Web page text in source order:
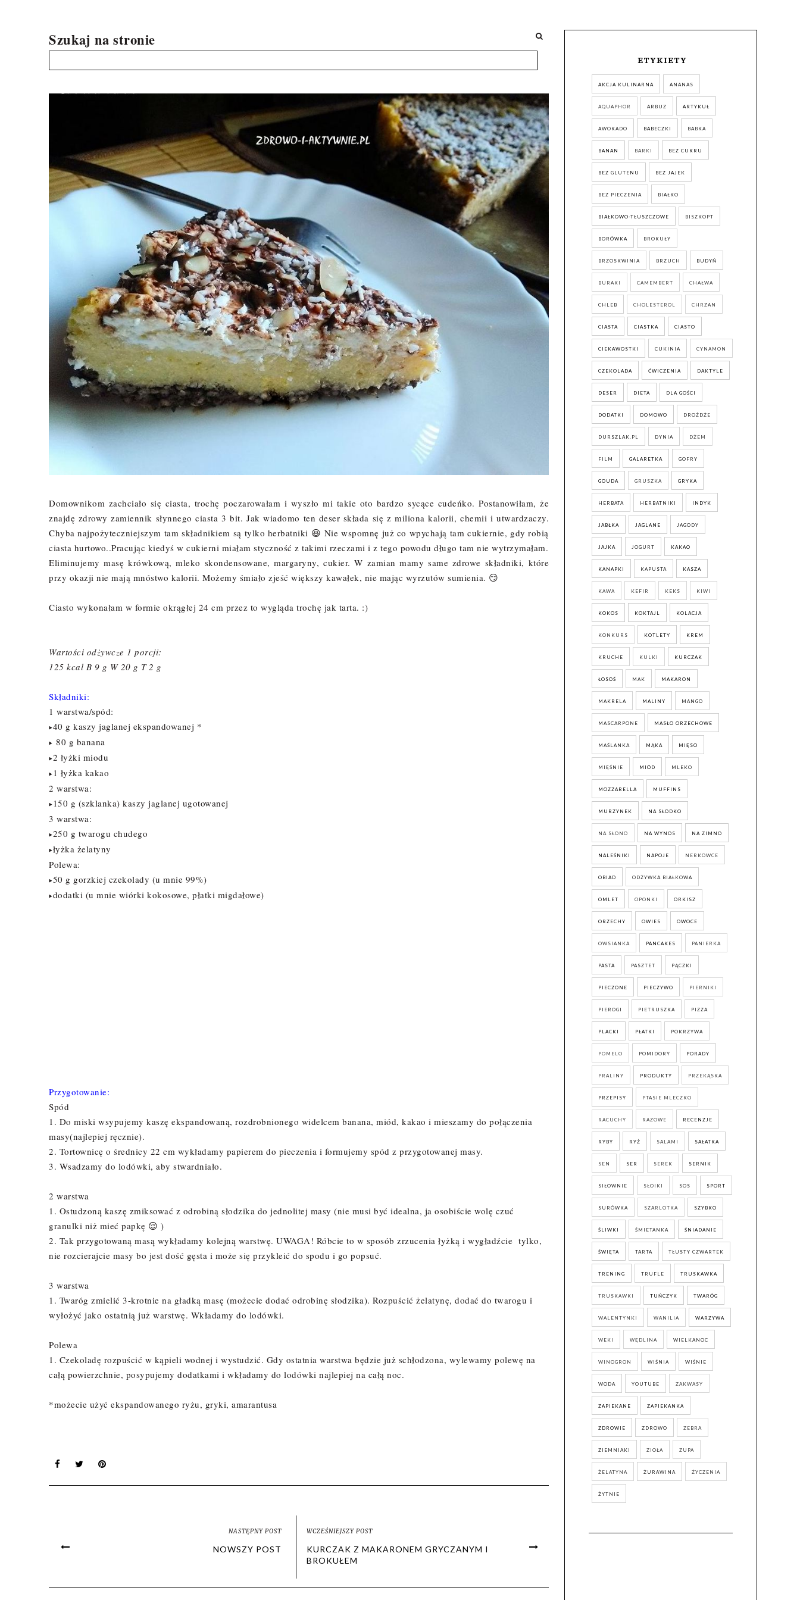
Szukaj na stronie
Domownikom zachciało się ciasta, trochę poczarowałam i wyszło mi takie oto bardzo sycące cudeńko. Postanowiłam, że
znajdę zdrowy zamiennik słynnego ciasta 3 bit. Jak wiadomo ten deser składa się z miliona kalorii, chemii i utwardzaczy.
Chyba najpożyteczniejszym tam składnikiem są tylko herbatniki 😆 Nie wspomnę już co wpychają tam cukiernie, gdy robią
ciasta hurtowo..Pracując kiedyś w cukierni miałam styczność z takimi rzeczami i z tego powodu długo tam nie wytrzymałam.
Eliminujemy masę krówkową, mleko skondensowane, margaryny, cukier. W zamian mamy same zdrowe składniki, które
przy okazji nie mają mnóstwo kalorii. Możemy śmiało zjeść większy kawałek, nie mając wyrzutów sumienia. 😏
Ciasto wykonałam w formie okrągłej 24 cm przez to wygląda trochę jak tarta. :)
Wartości odżywcze 1 porcji:
125 kcal B 9 g W 20 g T 2 g
Składniki:
1 warstwa/spód:
▸40 g kaszy jaglanej ekspandowanej *
▸ 80 g banana
▸2 łyżki miodu
▸1 łyżka kakao
2 warstwa:
▸150 g (szklanka) kaszy jaglanej ugotowanej
3 warstwa:
▸250 g twarogu chudego
▸łyżka żelatyny
Polewa:
▸50 g gorzkiej czekolady (u mnie 99%)
▸dodatki (u mnie wiórki kokosowe, płatki migdałowe)
Przygotowanie:
Spód
1. Do miski wsypujemy kaszę ekspandowaną, rozdrobnionego widelcem banana, miód, kakao i mieszamy do połączenia
masy(najlepiej ręcznie).
2. Tortownicę o średnicy 22 cm wykładamy papierem do pieczenia i formujemy spód z przygotowanej masy.
3. Wsadzamy do lodówki, aby stwardniało.
2 warstwa
1. Ostudzoną kaszę zmiksować z odrobiną słodzika do jednolitej masy (nie musi być idealna, ja osobiście wolę czuć
granulki niż mieć papkę 😌 )
2. Tak przygotowaną masą wykładamy kolejną warstwę. UWAGA! Róbcie to w sposób zrzucenia łyżką i wygładźcie tylko,
nie rozcierajcie masy bo jest dość gęsta i może się przykleić do spodu i go popsuć.
3 warstwa
1. Twaróg zmielić 3-krotnie na gładką masę (możecie dodać odrobinę słodzika). Rozpuścić żelatynę, dodać do twarogu i
wyłożyć jako ostatnią już warstwę. Wkładamy do lodówki.
Polewa
1. Czekoladę rozpuścić w kąpieli wodnej i wystudzić. Gdy ostatnia warstwa będzie już schłodzona, wylewamy polewę na
całą powierzchnie, posypujemy dodatkami i wkładamy do lodówki najlepiej na całą noc.
*możecie użyć ekspandowanego ryżu, gryki, amarantusa
NASTĘPNY POST
NOWSZY POST
WCZEŚNIEJSZY POST
KURCZAK Z MAKARONEM GRYCZANYM I
BROKUŁEM
ETYKIETY
AKCJA KULINARNA ANANAS
AQUAPHOR ARBUZ ARTYKUŁ
AWOKADO BABECZKI BABKA
BANAN BARKI BEZ CUKRU
BEZ GLUTENU BEZ JAJEK
BEZ PIECZENIA BIAŁKO
BIAŁKOWO-TŁUSZCZOWE BISZKOPT
BORÓWKA BROKUŁY
BRZOSKWINIA BRZUCH BUDYŃ
BURAKI CAMEMBERT CHAŁWA
CHLEB CHOLESTEROL CHRZAN
CIASTA CIASTKA CIASTO
CIEKAWOSTKI CUKINIA CYNAMON
CZEKOLADA ĆWICZENIA DAKTYLE
DESER DIETA DLA GOŚCI
DODATKI DOMOWO DROŻDŻE
DURSZLAK.PL DYNIA DŻEM
FILM GALARETKA GOFRY
GOUDA GRUSZKA GRYKA
HERBATA HERBATNIKI INDYK
JABŁKA JAGLANE JAGODY
JAJKA JOGURT KAKAO
KANAPKI KAPUSTA KASZA
KAWA KEFIR KEKS KIWI
KOKOS KOKTAJL KOLACJA
KONKURS KOTLETY KREM
KRUCHE KULKI KURCZAK
ŁOSOŚ MAK MAKARON
MAKRELA MALINY MANGO
MASCARPONE MASŁO ORZECHOWE
MAŚLANKA MĄKA MIĘSO
MIĘŚNIE MIÓD MLEKO
MOZZARELLA MUFFINS
MURZYNEK NA SŁODKO
NA SŁONO NA WYNOS NA ZIMNO
NALEŚNIKI NAPOJE NERKOWCE
OBIAD ODŻYWKA BIAŁKOWA
OMLET OPONKI ORKISZ
ORZECHY OWIES OWOCE
OWSIANKA PANCAKES PANIERKA
PASTA PASZTET PĄCZKI
PIECZONE PIECZYWO PIERNIKI
PIEROGI PIETRUSZKA PIZZA
PLACKI PŁATKI POKRZYWA
POMELO POMIDORY PORADY
PRALINY PRODUKTY PRZEKĄSKA
PRZEPISY PTASIE MLECZKO
RACUCHY RAZOWE RECENZJE
RYBY RYŻ SALAMI SAŁATKA
SEN SER SEREK SERNIK
SIŁOWNIE SŁOIKI SOS SPORT
SURÓWKA SZARLOTKA SZYBKO
ŚLIWKI ŚMIETANKA ŚNIADANIE
ŚWIĘTA TARTA TŁUSTY CZWARTEK
TRENING TRUFLE TRUSKAWKA
TRUSKAWKI TUŃCZYK TWARÓG
WALENTYNKI WANILIA WARZYWA
WEKI WĘDLINA WIELKANOC
WINOGRON WIŚNIA WIŚNIE
WODA YOUTUBE ZAKWASY
ZAPIEKANE ZAPIEKANKA
ZDROWIE ZDROWO ZEBRA
ZIEMNIAKI ZIOŁA ZUPA
ŻELATYNA ŻURAWINA ŻYCZENIA
ŻYTNIE